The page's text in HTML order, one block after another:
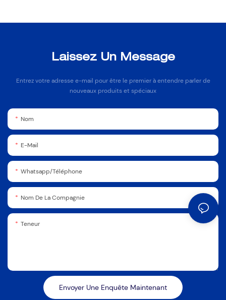
Laissez Un Message
Entrez votre adresse e-mail pour être le premier à entendre parler de
nouveaux produits et spéciaux
Nom
E-Mail
Whatsapp/Téléphone
Nom De La Compagnie
Teneur
Envoyer Une Enquête Maintenant